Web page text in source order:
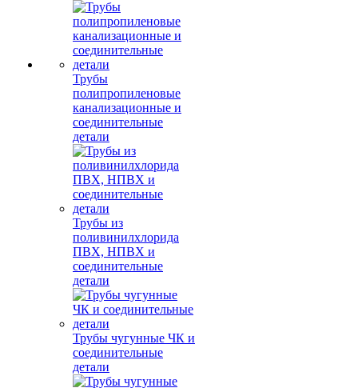
Трубы
полипропиленовые
канализационные и
соединительные
детали
Трубы из
поливинилхлорида
ПВХ, НПВХ и
соединительные
детали
Трубы чугунные ЧК и
соединительные
детали